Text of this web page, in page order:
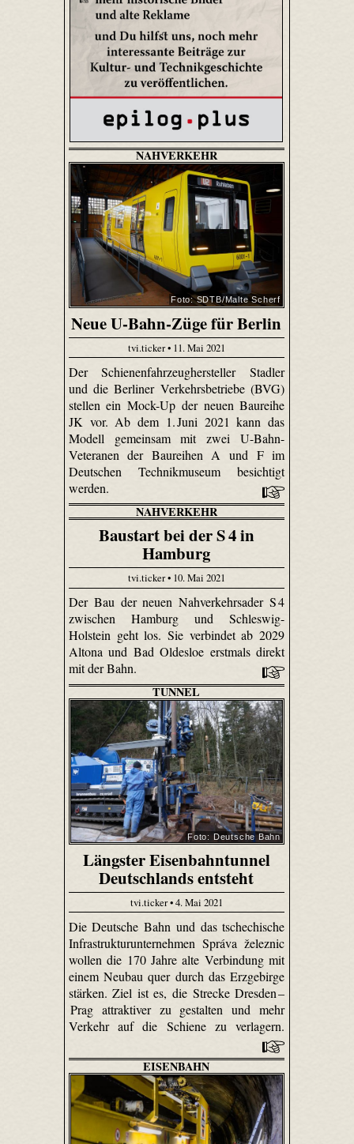
NAHVERKEHR
Foto: SDTB/Malte Scherf
Neue U-Bahn-Züge für Berlin
tvi.ticker • 11. Mai 2021
Der Schienenfahrzeughersteller Stadler
und die Berliner Verkehrsbetriebe (BVG)
stellen ein Mock-Up der neuen Baureihe
JK vor. Ab dem 1. Juni 2021 kann das
Modell gemeinsam mit zwei U-Bahn-
Veteranen der Baureihen A und F im
Deutschen Technikmuseum besichtigt
werden.
NAHVERKEHR
Baustart bei der S 4 in
Hamburg
tvi.ticker • 10. Mai 2021
Der Bau der neuen Nahverkehrsader S 4
zwischen Hamburg und Schleswig-
Holstein geht los. Sie verbindet ab 2029
Altona und Bad Oldesloe erstmals direkt
mit der Bahn.
TUNNEL
Foto: Deutsche Bahn
Längster Eisenbahntunnel
Deutschlands entsteht
tvi.ticker • 4. Mai 2021
Die Deutsche Bahn und das tschechische
Infrastrukturunternehmen Správa železnic
wollen die 170 Jahre alte Verbindung mit
einem Neubau quer durch das Erzgebirge
stärken. Ziel ist es, die Strecke Dresden –
Prag attraktiver zu gestalten und mehr
Verkehr auf die Schiene zu verlagern.
EISENBAHN